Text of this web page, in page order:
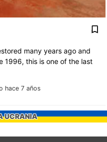
hace 7 años
many years ago and
1996, this is one of the last
UCRANIA